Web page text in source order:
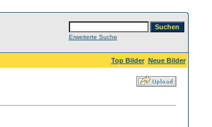
Erweiterte Suche
Top Bilder Neue Bilder